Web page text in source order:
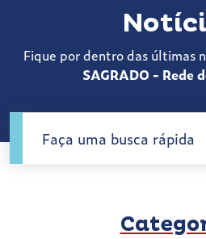
Fique por dentro das últimas
SAGRADO - Rede